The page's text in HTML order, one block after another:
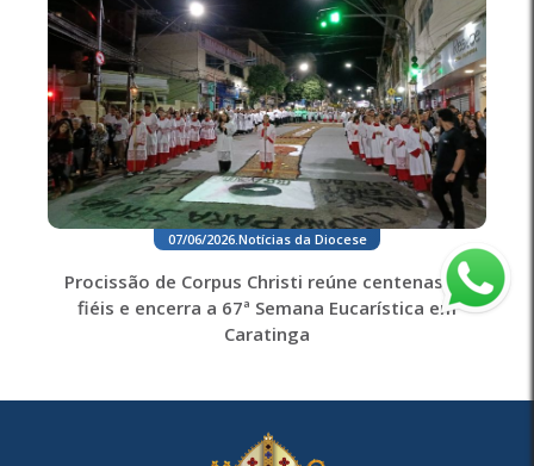
07/06/2026.Notícias da Diocese
Procissão de Corpus Christi reúne centenas de
fiéis e encerra a 67ª Semana Eucarística em
Caratinga